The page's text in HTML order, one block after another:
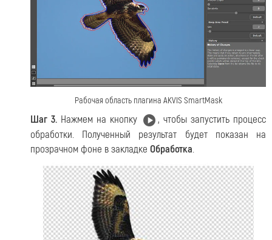
Рабочая область плагина AKVIS SmartMask
Шаг 3. Нажмем на кнопку
, чтобы запустить процесс
обработки. Полученный результат будет показан на
прозрачном фоне в закладке Обработка.